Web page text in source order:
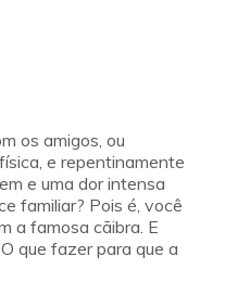
os amigos, ou
e repentinamente
e uma dor intensa
familiar? Pois é, você
a famosa cãibra. E
que fazer para que a